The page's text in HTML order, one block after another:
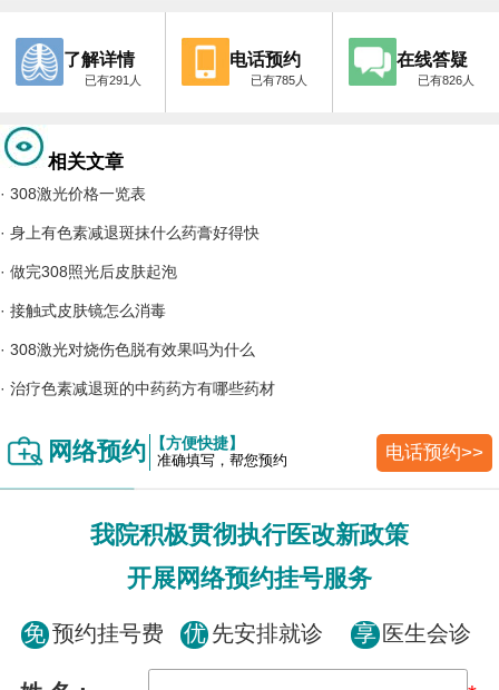
了解详情
已有291人
电话预约
已有785人
在线答疑
已有826人
相关文章
· 308激光价格一览表
· 身上有色素减退斑抹什么药膏好得快
· 做完308照光后皮肤起泡
· 接触式皮肤镜怎么消毒
· 308激光对烧伤色脱有效果吗为什么
· 治疗色素减退斑的中药药方有哪些药材
网络预约 【方便快捷】
准确填写，帮您预约 电话预约>>
我院积极贯彻执行医改新政策
开展网络预约挂号服务
免 预约挂号费 优 先安排就诊 享 医生会诊